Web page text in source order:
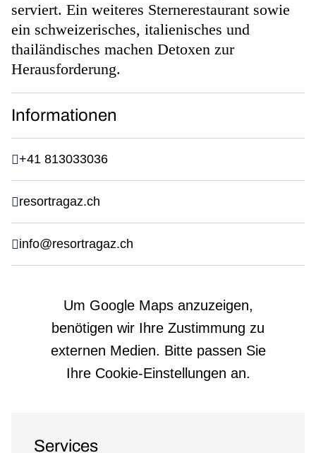
Informationen
+41 813033036
resortragaz.ch
info@resortragaz.ch
Um Google Maps anzuzeigen,
benötigen wir Ihre Zustimmung zu
externen Medien. Bitte passen Sie
Ihre Cookie-Einstellungen an.
Services
serviert. Ein weiteres Sternerestaurant sowie
ein schweizerisches, italienisches und
thailändisches machen Detoxen zur
Herausforderung.